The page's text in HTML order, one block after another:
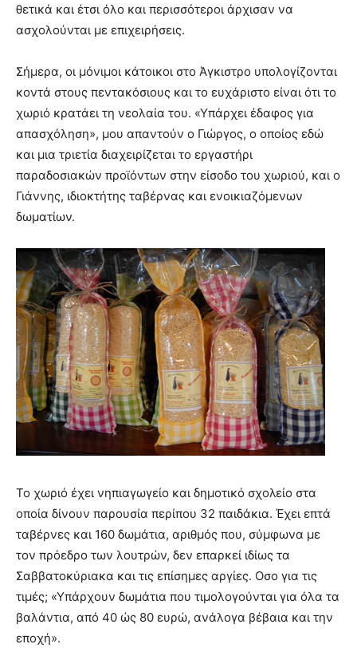
θετικά και έτσι όλο και περισσότεροι άρχισαν να
ασχολούνται με επιχειρήσεις.
Σήμερα, οι μόνιμοι κάτοικοι στο Άγκιστρο υπολογίζονται
κοντά στους πεντακόσιους και το ευχάριστο είναι ότι το
χωριό κρατάει τη νεολαία του. «Υπάρχει έδαφος για
απασχόληση», μου απαντούν ο Γιώργος, ο οποίος εδώ
και μια τριετία διαχειρίζεται το εργαστήρι
παραδοσιακών προϊόντων στην είσοδο του χωριού, και ο
Γιάννης, ιδιοκτήτης ταβέρνας και ενοικιαζόμενων
δωματίων.
Το χωριό έχει νηπιαγωγείο και δημοτικό σχολείο στα
οποία δίνουν παρουσία περίπου 32 παιδάκια. Έχει επτά
ταβέρνες και 160 δωμάτια, αριθμός που, σύμφωνα με
τον πρόεδρο των λουτρών, δεν επαρκεί ιδίως τα
Σαββατοκύριακα και τις επίσημες αργίες. Οσο για τις
τιμές; «Υπάρχουν δωμάτια που τιμολογούνται για όλα τα
βαλάντια, από 40 ώς 80 ευρώ, ανάλογα βέβαια και την
εποχή».